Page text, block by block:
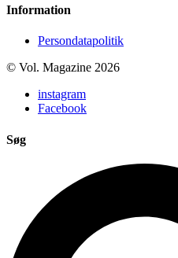
Information
Persondatapolitik
© Vol. Magazine 2026
instagram
Facebook
Søg